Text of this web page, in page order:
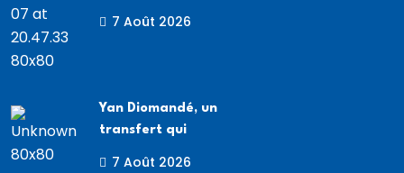
7 Août 2026
Yan Diomandé, un
transfert qui
7 Août 2026